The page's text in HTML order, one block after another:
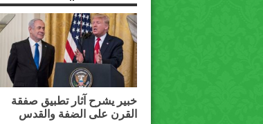
خبير يشرح آثار تطبيق صفقة
القرن على الضفة والقدس